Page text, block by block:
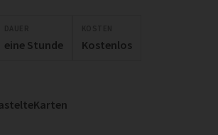
eine Stunde Kostenlos